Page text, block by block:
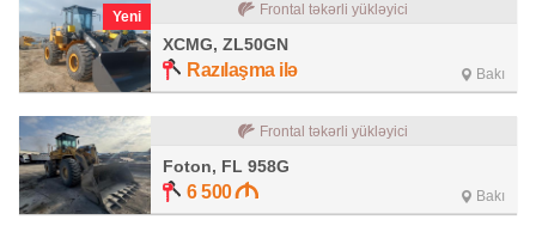
Yeni Frontal təkərli yükləyici
XCMG, ZL50GN
Razılaşma ilə Bakı
Frontal təkərli yükləyici
Foton, FL 958G
6 500 Bakı